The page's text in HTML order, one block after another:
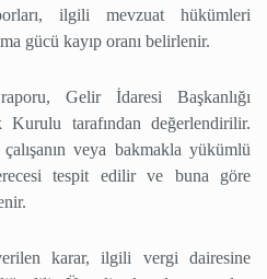
ilgili mevzuat hükümleri
gücü kayıp oranı belirlenir.
Gelir İdaresi Başkanlığı
Kurulu tarafından değerlendirilir.
veya bakmakla yükümlü
tespit edilir ve buna göre
karar, ilgili vergi dairesine